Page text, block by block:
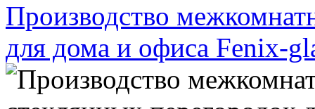
Производство
для дома и офиса Fenix-